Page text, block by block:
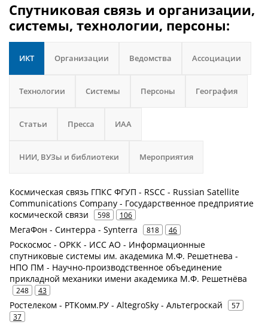
Спутниковая связь и организации,
системы, технологии, персоны:
ИКТ Организации Ведомства Ассоциации
Технологии Системы Персоны География
Статьи Пресса ИАА
НИИ, ВУЗы и библиотеки Мероприятия
Космическая связь ГПКС ФГУП - RSCC - Russian Satellite
Communications Company - Государственное предприятие
космической связи
598 106
МегаФон - Синтерра - Synterra 818 46
Роскосмос - ОРКК - ИСС АО - Информационные
спутниковые системы им. академика М.Ф. Решетнева -
НПО ПМ - Научно-производственное объединение
прикладной механики имени академика М.Ф. Решетнёва
248 43
Ростелеком - РТКомм.РУ - AltegroSky - Альтегроскай
57
37